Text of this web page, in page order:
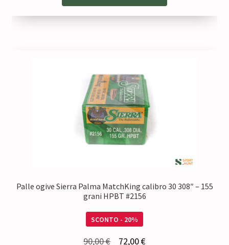
era:
è:
Palle ogive Sierra Palma MatchKing calibro 30 308″ – 155
grani HPBT #2156
SCONTO - 20%
90,00€ 72,00€Il